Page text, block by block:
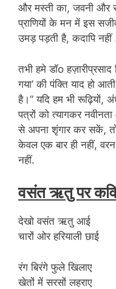
और मस्ती का, जवनी और
प्राणियों के मन में इस
उमड़ पड़ती है, कदापि नहीं
तभी हमे डॉo
गया’ की पंक्ति याद हो
है।” यदि हम भी रूढ़ियों,
पत्रों को त्यागकर
से अपना शृंगार कर सकें,
केवल एक बार ही नहीं,
नहीं.
वसंत ऋतु पर
देखो वसंत ऋतु आई
चारों ओर हरियाली छाई
रंग बिरंगे फुले खिलाए
खेतों में सरसों लहराए